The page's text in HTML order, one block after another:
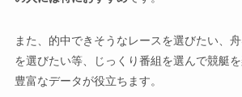
また、的中できそうなレースを選びたい、
を選びたい等、じっくり番組を選んで競艇を
豊富なデータが役立ちます。